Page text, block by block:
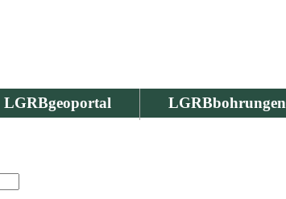
LGRBgeoportal LGRBbohrungen